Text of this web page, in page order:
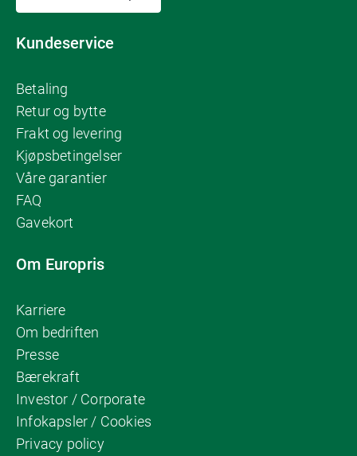
Kundeservice
Betaling
Retur og bytte
Frakt og levering
Kjøpsbetingelser
Våre garantier
FAQ
Gavekort
Om Europris
Karriere
Om bedriften
Presse
Bærekraft
Investor / Corporate
Infokapsler / Cookies
Privacy policy